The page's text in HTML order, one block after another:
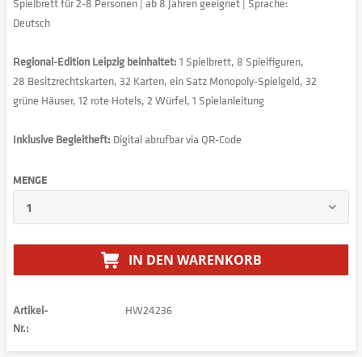
Deutsch
Regional-Edition Leipzig beinhaltet: 1 Spielbrett, 8 Spielfiguren,
28 Besitzrechtskarten, 32 Karten, ein Satz Monopoly-Spielgeld, 32
grüne Häuser, 12 rote Hotels, 2 Würfel, 1 Spielanleitung
Inklusive Begleitheft: Digital abrufbar via QR-Code
MENGE
IN DEN WARENKORB
Artikel-
Nr.:
HW24236